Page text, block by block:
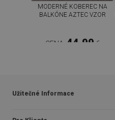
MODERNÉ KOBEREC NA
BALKÓNE AZTEC VZOR
CENA: 44.99 €
Užitečné Informace
Obchodné podmienky